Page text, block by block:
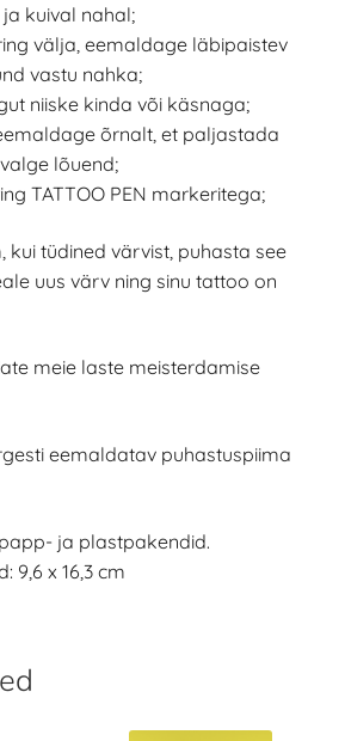
kuival nahal;
välja, eemaldage läbipaistev
vastu nahka;
niiske kinda või käsnaga;
õrnalt, et paljastada
lõuend;
TATTOO PEN markeritega;
kui tüdined värvist, puhasta see
uus värv ning sinu tattoo on
meie laste meisterdamise
eemaldatav puhastuspiima
ja plastpakendid.
9,6 x 16,3 cm